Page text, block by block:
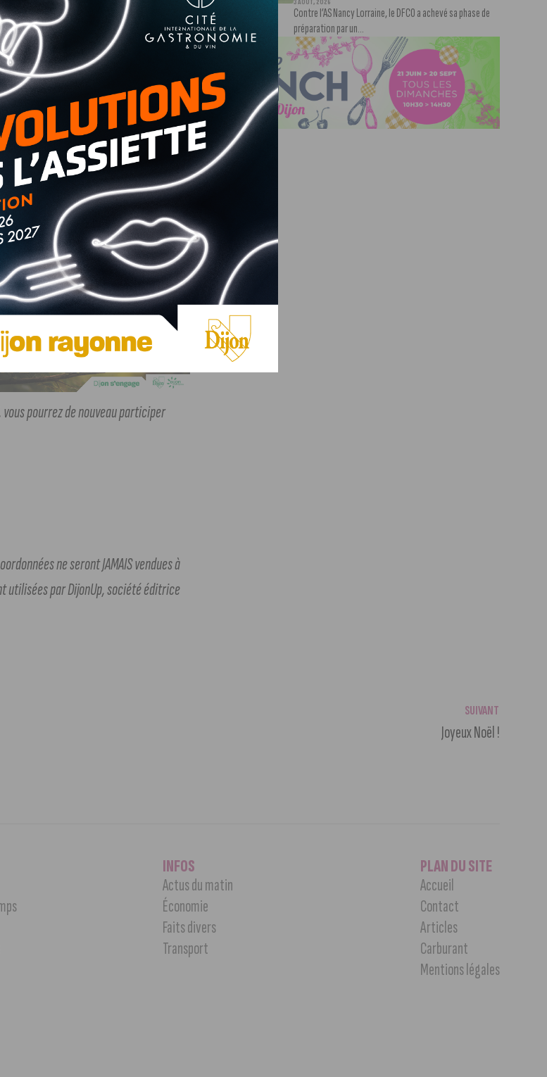
est une
le
vert au bracelet en cuir marron.
! Les gagnants seront
participer.
pourrez de nouveau participer
ne seront JAMAIS vendues à
utilisées par DijonUp, société éditrice
3 AOÛT, 2026
Contre l’AS Nancy Lorraine, le DFCO a achevé sa phase de
préparation par un...
SUIVANT
Joyeux Noël !
INFOS
Actus du matin
Économie
Faits divers
Transport
PLAN DU SITE
Accueil
Contact
Articles
Carburant
Mentions légales